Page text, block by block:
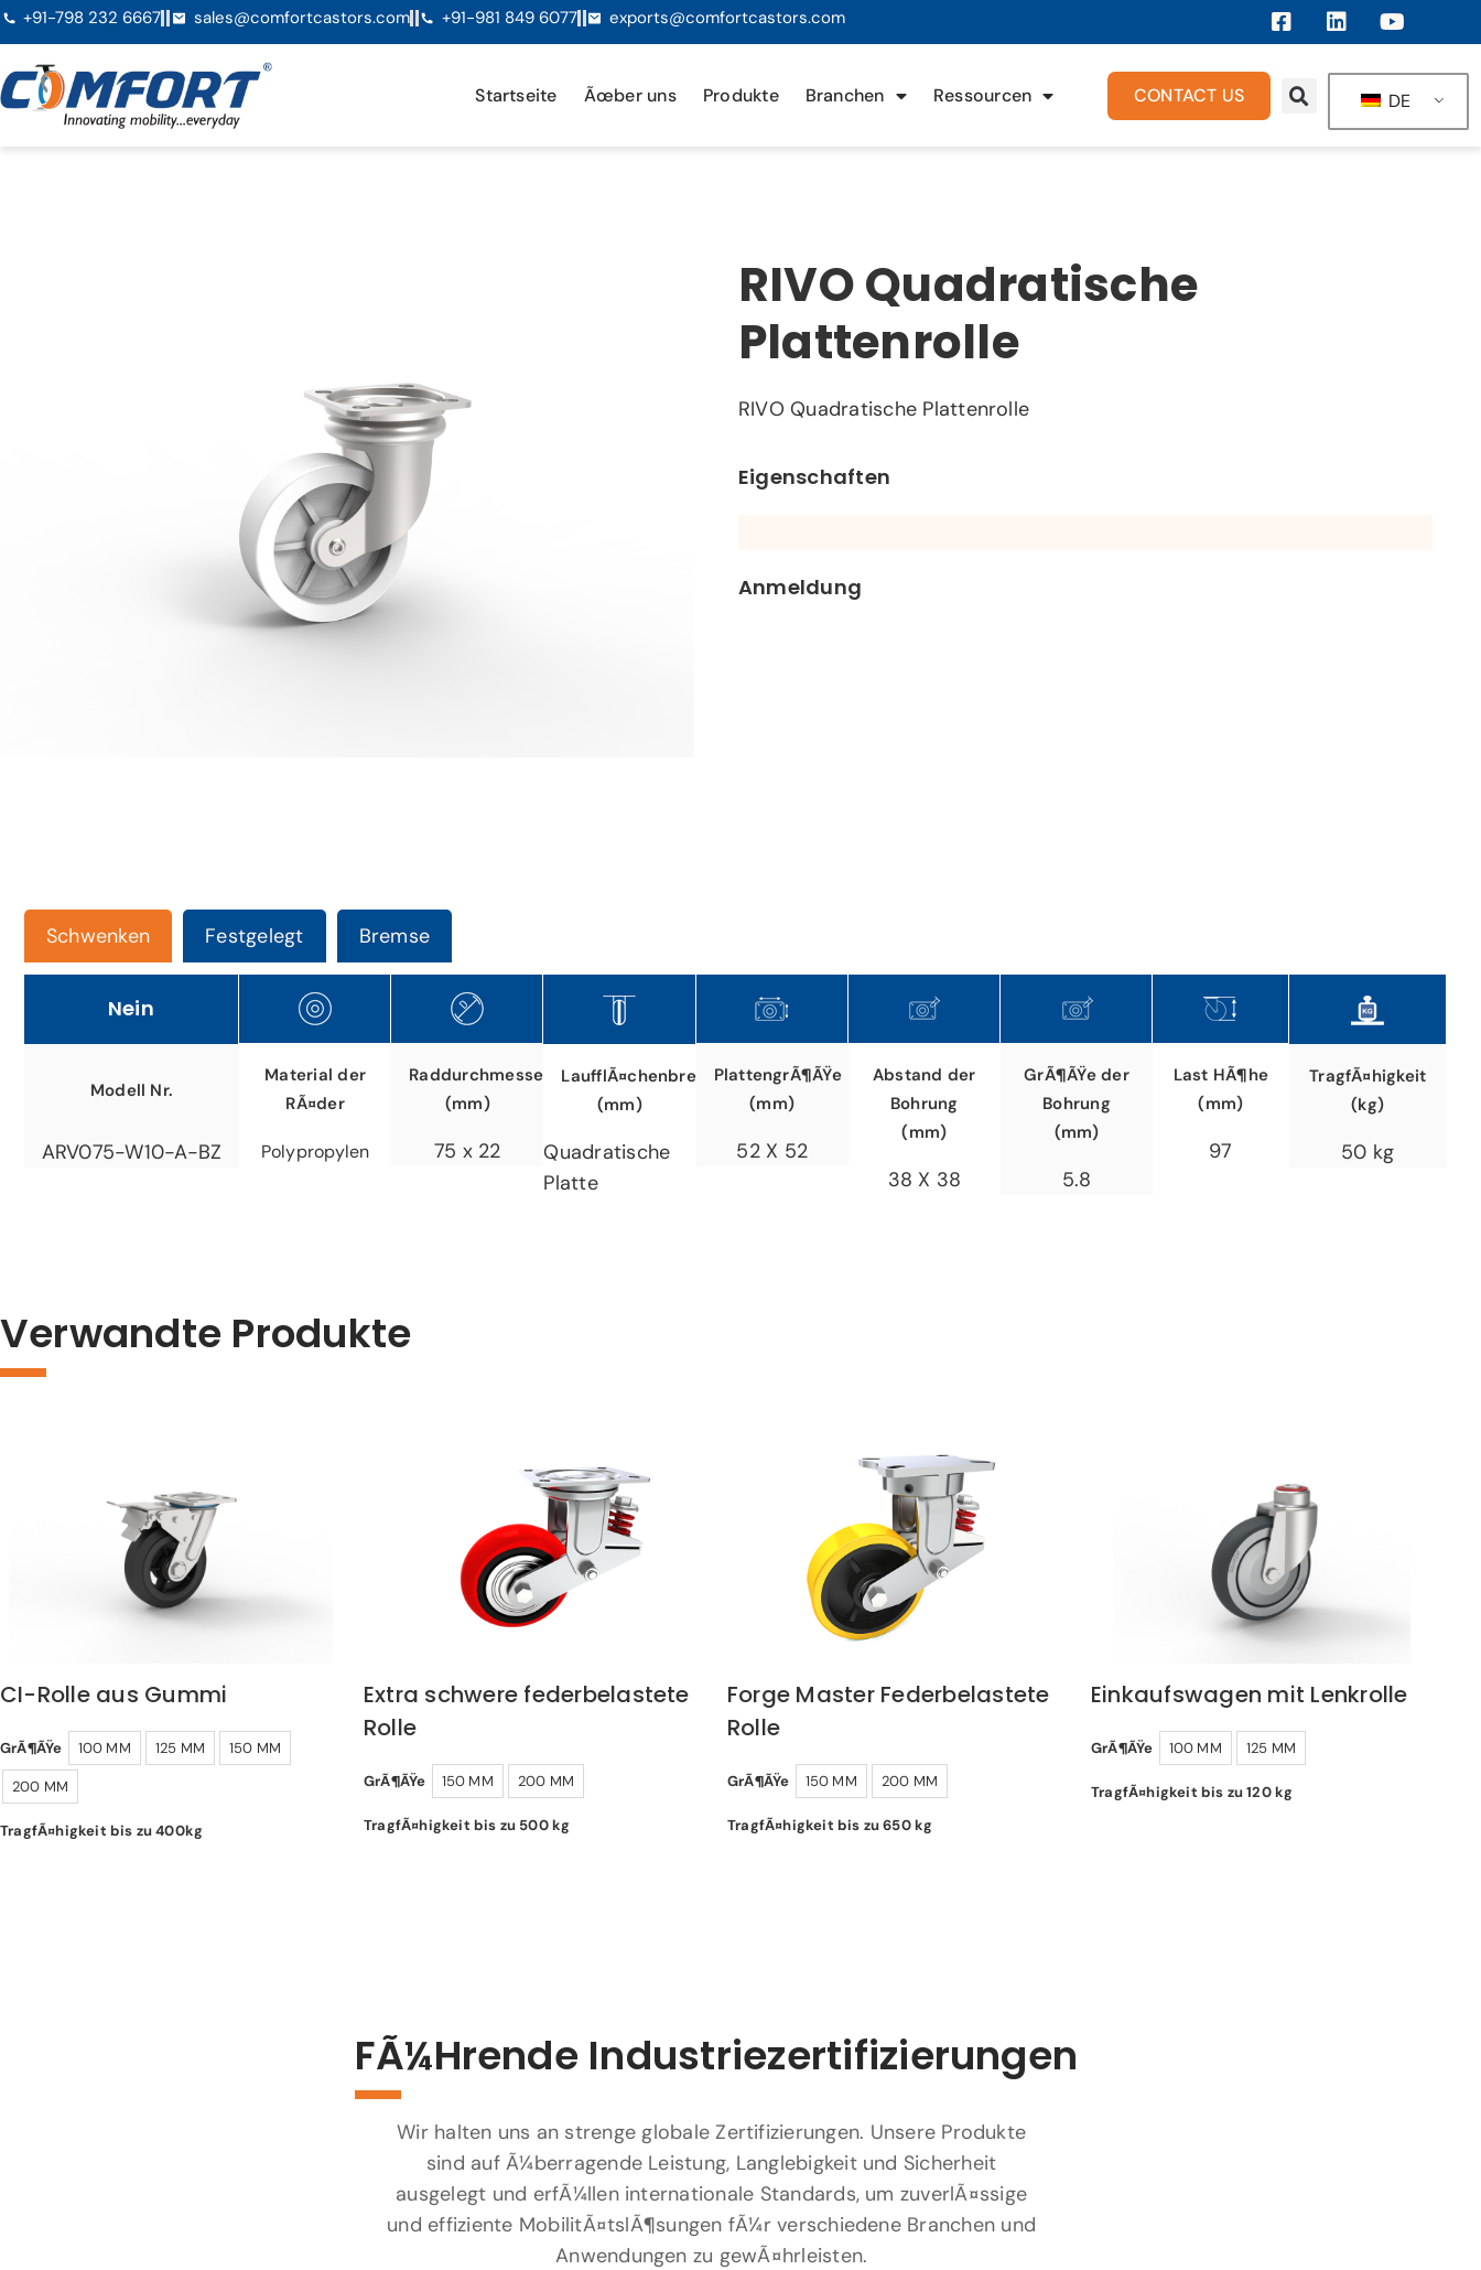
+91-798 232 6667 sales@comfortcastors.com +91-981 849 6077 exports@comfortcastors.com
Startseite Ãœber uns Produkte Branchen Ressourcen CONTACT US DE
RIVO Quadratische
Plattenrolle
RIVO Quadratische Plattenrolle
Eigenschaften
Anmeldung
Schwenken Festgelegt Bremse
Nein
Modell Nr.
ARV075-W10-A-BZ
Material der
RÃ¤der
Polypropylen
Raddurchmesser
(mm)
75 x 22
LaufflÃ¤chenbreite
(mm)
Quadratische
Platte
PlattengrÃ¶ÃŸe
(mm)
52 X 52
Abstand der
Bohrung
(mm)
38 X 38
GrÃ¶ÃŸe der
Bohrung
(mm)
5.8
Last HÃ¶he
(mm)
97
TragfÃ¤higkeit
(kg)
50 kg
Verwandte Produkte
CI-Rolle aus Gummi
GrÃ¶ÃŸe 100 MM 125 MM 150 MM
200 MM
TragfÃ¤higkeit bis zu 400kg
Extra schwere federbelastete
Rolle
GrÃ¶ÃŸe 150 MM 200 MM
TragfÃ¤higkeit bis zu 500 kg
Forge Master Federbelastete
Rolle
GrÃ¶ÃŸe 150 MM 200 MM
TragfÃ¤higkeit bis zu 650 kg
Einkaufswagen mit Lenkrolle
GrÃ¶ÃŸe 100 MM 125 MM
TragfÃ¤higkeit bis zu 120 kg
FÃ¼hrende Industriezertifizierungen
Wir halten uns an strenge globale Zertifizierungen. Unsere Produkte
sind auf Ã¼berragende Leistung, Langlebigkeit und Sicherheit
ausgelegt und erfÃ¼llen internationale Standards, um zuverlÃ¤ssige
und effiziente MobilitÃ¤tslÃ¶sungen fÃ¼r verschiedene Branchen und
Anwendungen zu gewÃ¤hrleisten.